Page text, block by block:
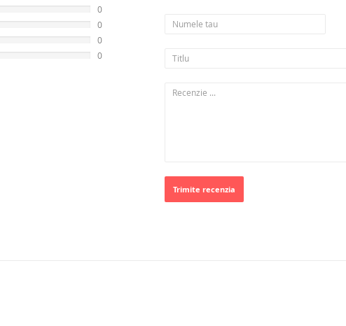
0
0
0
0
Trimite recenzia